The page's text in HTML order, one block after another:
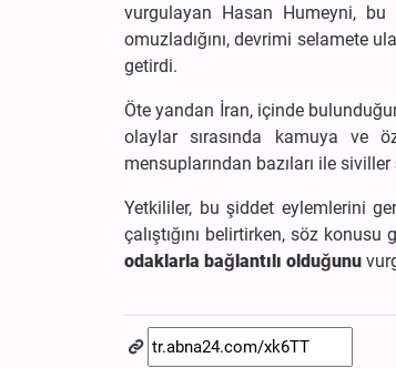
vurgulayan Hasan Humeyni, bu
omuzladığını, devrimi selamete
getirdi.
Öte yandan İran, içinde
olaylar sırasında kamuya ve
mensuplarından bazıları ile
Yetkililer, bu şiddet eylemlerini
çalıştığını belirtirken, söz konusu
odaklarla bağlantılı olduğunu